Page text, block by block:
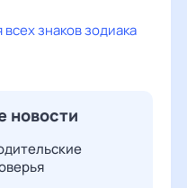
знаков зодиака
новости